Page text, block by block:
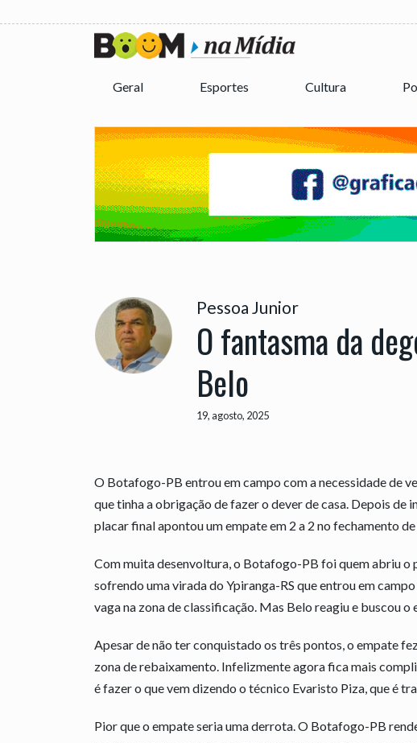
Geral Esportes Cultura
Pessoa Junior
O fantasma da
Belo
19, agosto, 2025
O Botafogo-PB entrou em campo com a necessidade de
que tinha a obrigação de fazer o dever de casa. Depois de
placar final apontou um empate em 2 a 2 no fechamento
Com muita desenvoltura, o Botafogo-PB foi quem abriu o
sofrendo uma virada do Ypiranga-RS que entrou em
vaga na zona de classificação. Mas Belo reagiu e buscou o
Apesar de não ter conquistado os três pontos, o empate
zona de rebaixamento. Infelizmente agora fica mais
é fazer o que vem dizendo o técnico Evaristo Piza, que é
Pior que o empate seria uma derrota. O Botafogo-PB